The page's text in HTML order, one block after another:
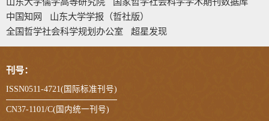
中国知网
山东大学学报（哲社版）
全国哲学社会科学规划办公室
超星发现
刊号：
ISSN0511-4721(国际标准刊号)
CN37-1101/C(国内统一刊号)